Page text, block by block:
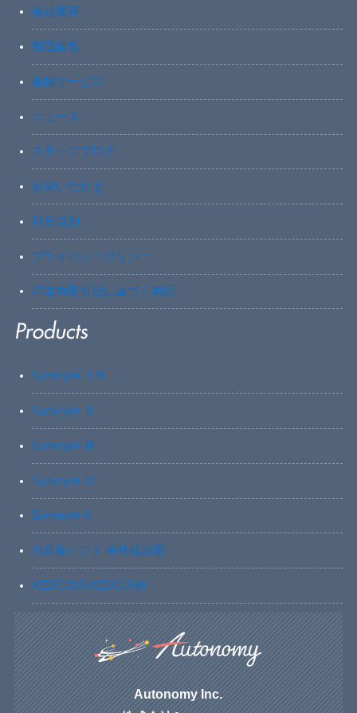
会社概要
製品情報
各種サービス
ニュース
スタッフブログ
お問い合わせ
利用規約
プライバシーポリシー
特定商取引法に基づく表記
Surveyor-ⅠN
Surveyor-Ⅱ
Surveyor-Ⅲ
Surveyor-Ⅳ
Surveyor-X
AI点検ソフト 赤外線診断
XEDC03S/XEDC05M
Autonomy Inc.